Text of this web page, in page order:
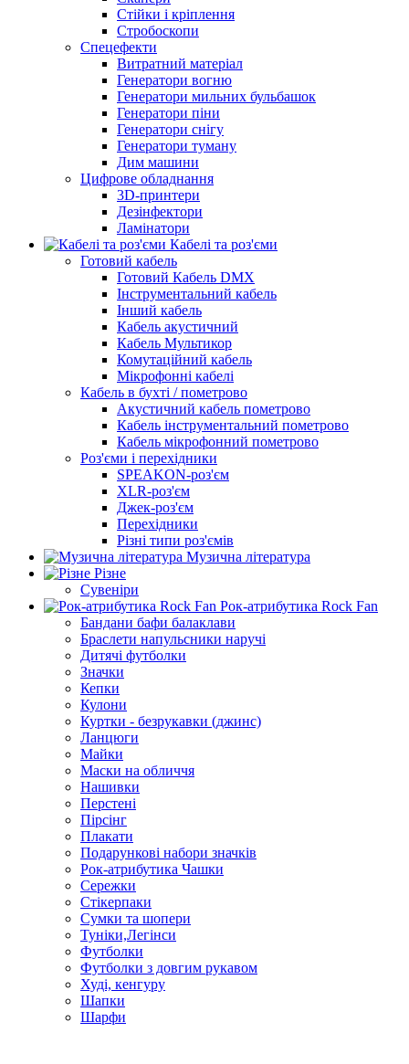
Стійки і кріплення
Стробоскопи
Спецефекти
Витратний матеріал
Генератори вогню
Генератори мильних бульбашок
Генератори піни
Генератори снігу
Генератори туману
Дим машини
Цифрове обладнання
3D-принтери
Дезінфектори
Ламінатори
Кабелі та роз'єми
Готовий кабель
Готовий Кабель DMX
Інструментальний кабель
Інший кабель
Кабель акустичний
Кабель Мультикор
Комутаційний кабель
Мікрофонні кабелі
Кабель в бухті / пометрово
Акустичний кабель пометрово
Кабель інструментальний пометрово
Кабель мікрофонний пометрово
Роз'єми і перехідники
SPEAKON-роз'єм
XLR-роз'єм
Джек-роз'єм
Перехідники
Різні типи роз'ємів
Музична література
Різне
Сувеніри
Рок-атрибутика Rock Fan
Бандани бафи балаклави
Браслети напульсники наручі
Дитячі футболки
Значки
Кепки
Кулони
Куртки - безрукавки (джинс)
Ланцюги
Майки
Маски на обличчя
Нашивки
Перстені
Пірсінг
Плакати
Подарункові набори значків
Рок-атрибутика Чашки
Сережки
Стікерпаки
Сумки та шопери
Туніки,Легінси
Футболки
Футболки з довгим рукавом
Худі, кенгуру
Шапки
Шарфи